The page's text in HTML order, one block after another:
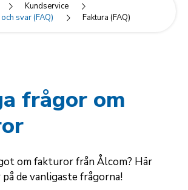
Kundservice
svar (FAQ)
Faktura (FAQ)
frågor om
om fakturor från Ålcom? Här
de vanligaste frågorna!